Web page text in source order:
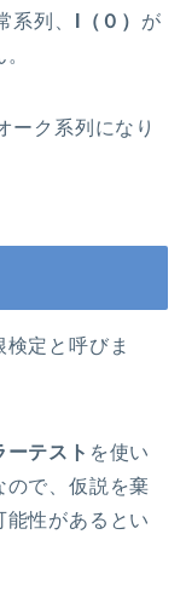
系列、 I（０） が
ーク系列になり
定と呼びま
ーテスト を使い
ので、仮説を棄
性があるとい